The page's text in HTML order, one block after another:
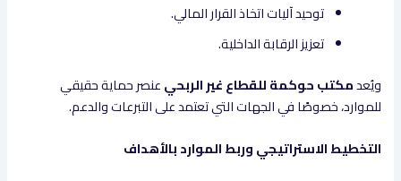
توحيد آليات اتخاذ القرار المالي.
تعزيز الرقابة الداخلية.
ويُعدمكتب حوكمة للقطاع غير الربحيعنصر حماية حقيقي
للموارد، خصوصًا في الجهات التي تعتمد على التبرعات والدعم.
التخطيط الاستراتيجي وربط الموارد بالأهداف